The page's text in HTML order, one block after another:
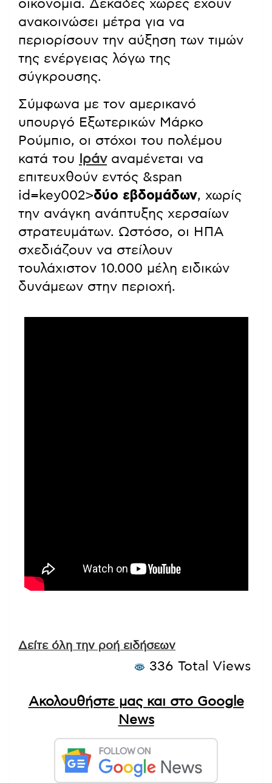
οικονομία. Δεκάδες χώρες έχουν
ανακοινώσει μέτρα για να
περιορίσουν την αύξηση των τιμών
της ενέργειας λόγω της
σύγκρουσης.
Σύμφωνα με τον αμερικανό
υπουργό Εξωτερικών Μάρκο
Ρούμπιο, οι στόχοι του πολέμου
κατά του
Ιράναναμένεται να
επιτευχθούν εντός &span
id=key002>δύο εβδομάδων, χωρίς
την ανάγκη ανάπτυξης χερσαίων
στρατευμάτων. Ωστόσο, οι ΗΠΑ
σχεδιάζουν να στείλουν
τουλάχιστον 10.000 μέλη ειδικών
δυνάμεων στην περιοχή.
Δείτε όλη την ροή ειδήσεων
336 Total Views
Ακολουθήστε μας και στο Google
News